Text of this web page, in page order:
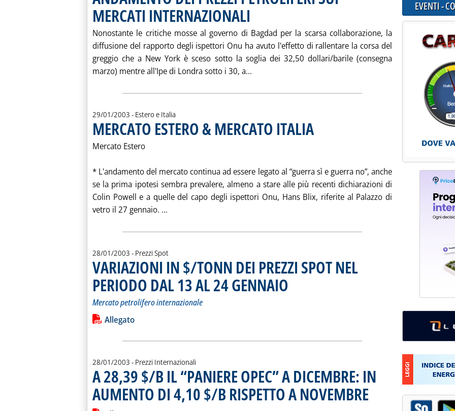
MERCATI INTERNAZIONALI
Nonostante le critiche mosse al governo di Bagdad per la scarsa collaborazione, la
diffusione del rapporto degli ispettori Onu ha avuto l'effetto di rallentare la corsa del
greggio che a New York è sceso sotto la soglia dei 32,50 dollari/barile (consegna
marzo) mentre all'Ipe di Londra sotto i 30, a... Leggi tutta la notizia: 'ANDAMENTO DEI PREZZI
29/01/2003 - Estero e Italia
MERCATO ESTERO & MERCATO ITALIA . Pubblicata mercoledì 29 gennaio 2003 alle 15.16.
Mercato Estero
* L'andamento del mercato continua ad essere legato al “guerra sì e guerra no”, anche
se la prima ipotesi sembra prevalere, almeno a stare alle più recenti dichiarazioni di
Colin Powell e a quelle del capo degli ispettori Onu, Hans Blix, riferite al Palazzo di
vetro il 27 gennaio. ...
28/01/2003 - Prezzi Spot
VARIAZIONI IN $/TONN DEI PREZZI SPOT NEL
PERIODO DAL 13 AL 24 GENNAIO
Mercato petrolifero internazionale
Leggi tutta la notizia: 'VARIAZIONI IN $/TONN DEI PREZZI SPOT NEL PERIODO DAL 13 AL 24
Lista allegati PDF alla notizia
Allegato
28/01/2003 - Prezzi Internazionali
A 28,39 $/B IL “PANIERE OPEC” A DICEMBRE: IN
AUMENTO DI 4,10 $/B RISPETTO A NOVEMBRE
EVENTI -